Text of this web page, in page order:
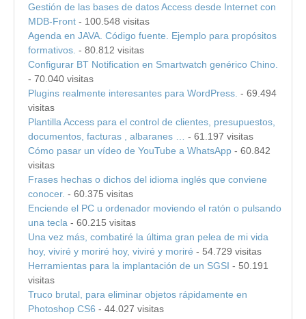
Gestión de las bases de datos Access desde Internet con
MDB-Front - 100.548 visitas
Agenda en JAVA. Código fuente. Ejemplo para propósitos
formativos. - 80.812 visitas
Configurar BT Notification en Smartwatch genérico Chino.
- 70.040 visitas
Plugins realmente interesantes para WordPress. - 69.494
visitas
Plantilla Access para el control de clientes, presupuestos,
documentos, facturas , albaranes …
- 61.197 visitas
Cómo pasar un vídeo de YouTube a WhatsApp - 60.842
visitas
Frases hechas o dichos del idioma inglés que conviene
conocer. - 60.375 visitas
Enciende el PC u ordenador moviendo el ratón o pulsando
una tecla - 60.215 visitas
Una vez más, combatiré la última gran pelea de mi vida
hoy, viviré y moriré hoy, viviré y moriré - 54.729 visitas
Herramientas para la implantación de un SGSI - 50.191
visitas
Truco brutal, para eliminar objetos rápidamente en
Photoshop CS6 - 44.027 visitas